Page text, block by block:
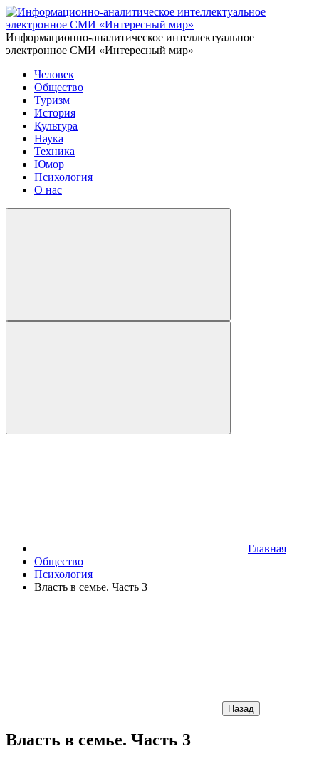
Информационно-аналитическое интеллектуальное
электронное СМИ «Интересный мир»
Человек
Общество
Туризм
История
Культура
Наука
Техника
Юмор
Психология
О нас
Главная
Общество
Психология
Власть в семье. Часть 3
Назад
Власть в семье. Часть 3